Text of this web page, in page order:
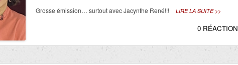
Grosse émission… surtout avec Jacynthe René!!! LIRE LA SUITE >>
0 RÉACTION